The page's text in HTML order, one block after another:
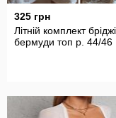
325 грн
Літній комплект
бермуди топ р. 44/46